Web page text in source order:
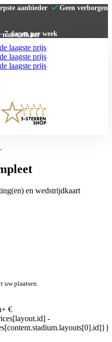
aanbieder
Geen verborgen
7 dagen per week
en wedstrijdkaart
uw plaatsen.
+ €
-